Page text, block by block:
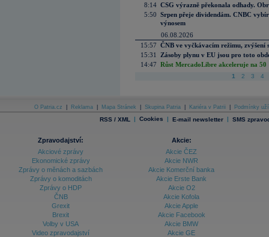
8:14 CSG výrazně překonala odhady.
5:50 Srpen přeje dividendám. CNBC
výnosem
06.08.2026
15:57 ČNB ve vyčkávacím režimu, zvýšení
15:31
Zásoby plynu v EU jsou pro toto
14:47 Růst MercadoLibre akceleruje na
1 2 3 4
O Patria.cz Reklama Mapa Stránek Skupina Patria Kariéra v Patrii Podmínky
RSS / XML | Cookies | E-mail newsletter | SMS
Zpravodajství:
Akciové zprávy
Ekonomické zprávy
Zprávy o měnách a sazbách
Zprávy o komoditách
Zprávy o HDP
ČNB
Grexit
Brexit
Volby v USA
Video zpravodajství
Akcie:
Akcie ČEZ
Akcie NWR
Akcie Komerční banka
Akcie Erste Bank
Akcie O2
Akcie Kofola
Akcie Apple
Akcie Facebook
Akcie BMW
Akcie GE